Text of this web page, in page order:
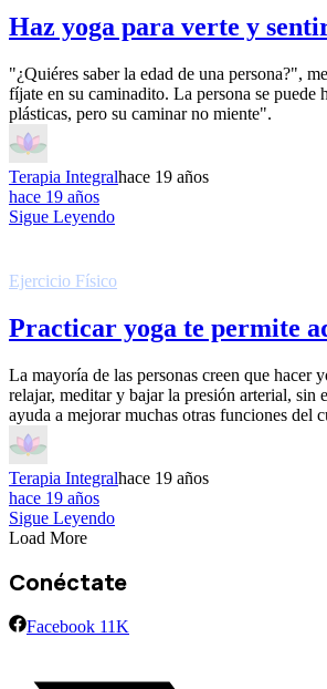
Haz yoga para verte y
"¿Quiéres saber la edad de una persona?",
fíjate en su caminadito. La persona se puede
plásticas, pero su caminar no miente".
Terapia Integralhace 19 años
hace 19 años
Sigue Leyendo
Ejercicio Fí­sico
Practicar yoga te permite
La mayoría de las personas creen que hacer
relajar, meditar y bajar la presión arterial, sin
ayuda a mejorar muchas otras funciones del
Terapia Integralhace 19 años
hace 19 años
Sigue Leyendo
Load More
Conéctate
Facebook 11K